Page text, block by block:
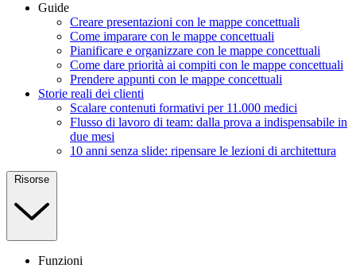
Guide
Creare presentazioni con le mappe concettuali
Come imparare con le mappe concettuali
Pianificare e organizzare con le mappe concettuali
Come dare priorità ai compiti con le mappe concettuali
Prendere appunti con le mappe concettuali
Storie reali dei clienti
Scalare contenuti formativi per 11.000 medici
Flusso di lavoro di team: dalla prova a indispensabile in
due mesi
10 anni senza slide: ripensare le lezioni di architettura
Risorse
Funzioni